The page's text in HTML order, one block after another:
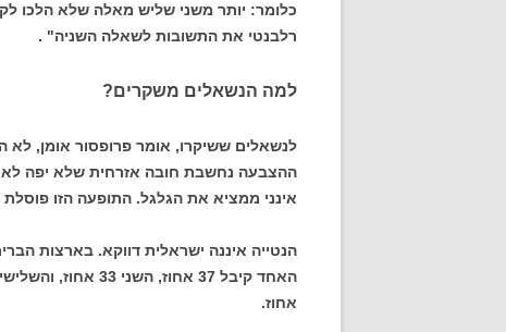
כלומר: יותר משני שליש מאלה שלא הלכו
רלבנטי את התשובות לשאלה השניה" .
למה הנשאלים משקרים?
לנשאלים ששיקרו, אומר פרופסור אומן, לא
ההצבעה נחשבת חובה אזרחית שלא יפה לא
אינני ממציא את הגלגל. התופעה הזו
הנטייה איננה ישראלית דווקא. בארצות
אחוז.